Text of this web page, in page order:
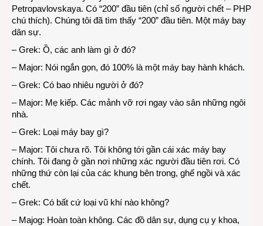
Petropavlovskaya. Có “200” đầu tiên (chỉ số người chết – PHP
chú thích). Chúng tôi đã tìm thấy “200” đầu tiên. Một máy bay
dân sự.
– Grek: Ồ, các anh làm gì ở đó?
– Major: Nói ngắn gọn, đó 100% là một máy bay hành khách.
– Grek: Có bao nhiêu người ở đó?
– Major: Mẹ kiếp. Các mảnh vỡ rơi ngay vào sân những ngôi
nhà.
– Grek: Loại máy bay gì?
– Major: Tôi chưa rõ. Tôi không tới gần cái xác máy bay
chính. Tôi đang ở gần nơi những xác người đầu tiên rơi. Có
những thứ còn lại của các khung bên trong, ghế ngồi và xác
chết.
– Grek: Có bất cứ loại vũ khí nào không?
– Majog: Hoàn toàn không. Các đồ dân sự, dụng cụ y khoa,